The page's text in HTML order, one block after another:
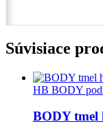
Súvisiace
HB BODY
BODY